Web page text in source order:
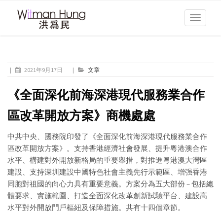
Toggle
| 2021年9月17日 | 文章
《全面深化前海深港現代服務業合作
區改革開放方案》商機處處
中共中央、國務院印發了《全面深化前海深港現代服務業合作
區改革開放方案》。支持香港經濟社會發展、提升粵港澳合作
水平、構建對外開放新格局的重要舉措，對推進粵港澳大灣區
建設、支持深圳建設中國特色社會主義先行示範區、增强香港
同胞對祖國的向心力具有重要意義。方案分為五大部份 – 包括總
體要求、實施範圍、打造全面深化改革創新試驗平台、建設高
水平對外開放門戶樞紐及保障措施。共有十四個章節。